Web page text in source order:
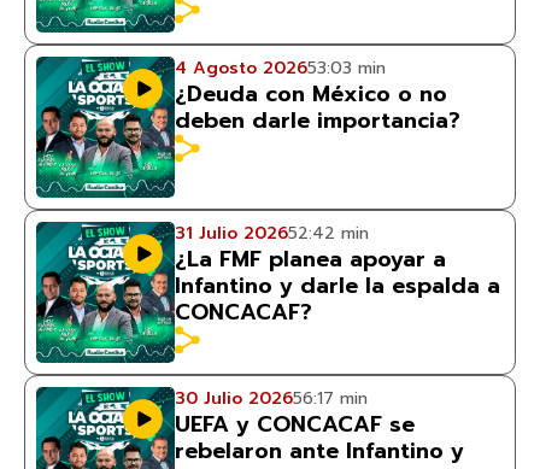
4 Agosto 202653:03 min
¿Deuda con México o no
deben darle importancia?
31 Julio 202652:42 min
¿La FMF planea apoyar a
Infantino y darle la espalda a
CONCACAF?
30 Julio 202656:17 min
UEFA y CONCACAF se
rebelaron ante Infantino y